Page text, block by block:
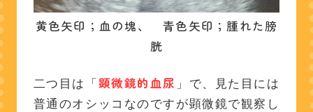
黄色矢印；血の塊、 青色矢印；腫れた膀
胱
二つ目は「顕微鏡的血尿 」で、見た目には
普通のオシッコなのですが顕微鏡で観察し